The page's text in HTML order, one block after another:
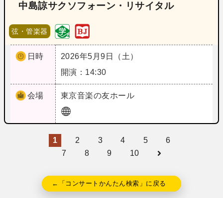
中島諒サクソフォーン・リサイタル
弦・管楽器
日時
2026年5月9日（土）
開演：14:30
会場 東京音楽の友ホール
1 2 3 4 5
6
7
8 9 10
←「コンサートかんたん検索」に戻る